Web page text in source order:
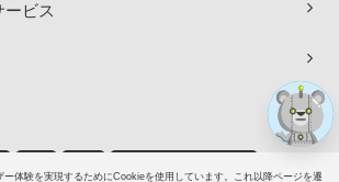
ー体験を実現するためにCookieを使用しています。これ以降ページを遷
ービス